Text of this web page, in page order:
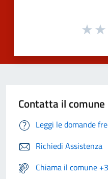
Contatta il comune
Leggi le domande
Richiedi Assistenza
Chiama il comune